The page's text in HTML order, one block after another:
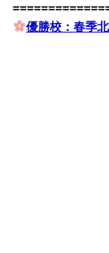
優勝校：春季